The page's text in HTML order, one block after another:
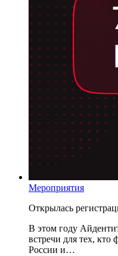
Мероприятия
Открылась
В этом году
встречи для тех,
России и…